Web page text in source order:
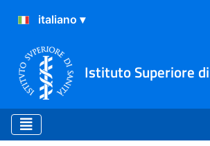
Istituto Superiore